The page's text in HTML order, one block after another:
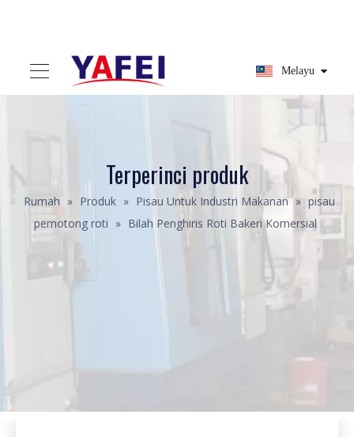
Pisau Untuk Industri Makanan
pisau
pemotong roti » Bilah Penghiris Roti Bakeri Komersial